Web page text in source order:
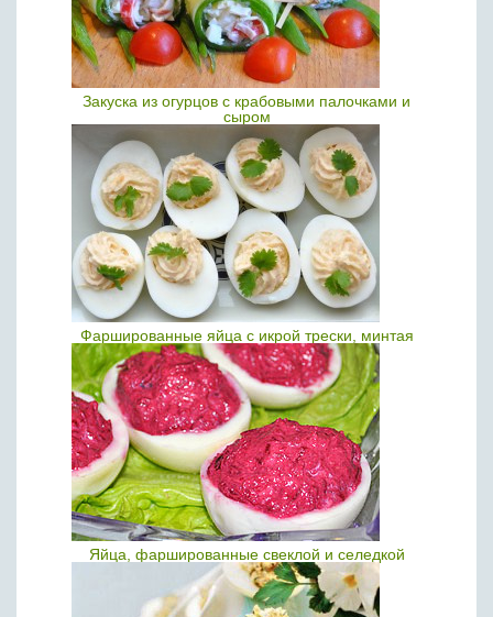
Закуска из огурцов с крабовыми палочками и
сыром
Фаршированные яйца с икрой трески, минтая
Яйца, фаршированные свеклой и селедкой